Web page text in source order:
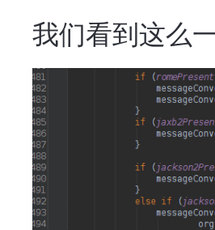
我们看到这么